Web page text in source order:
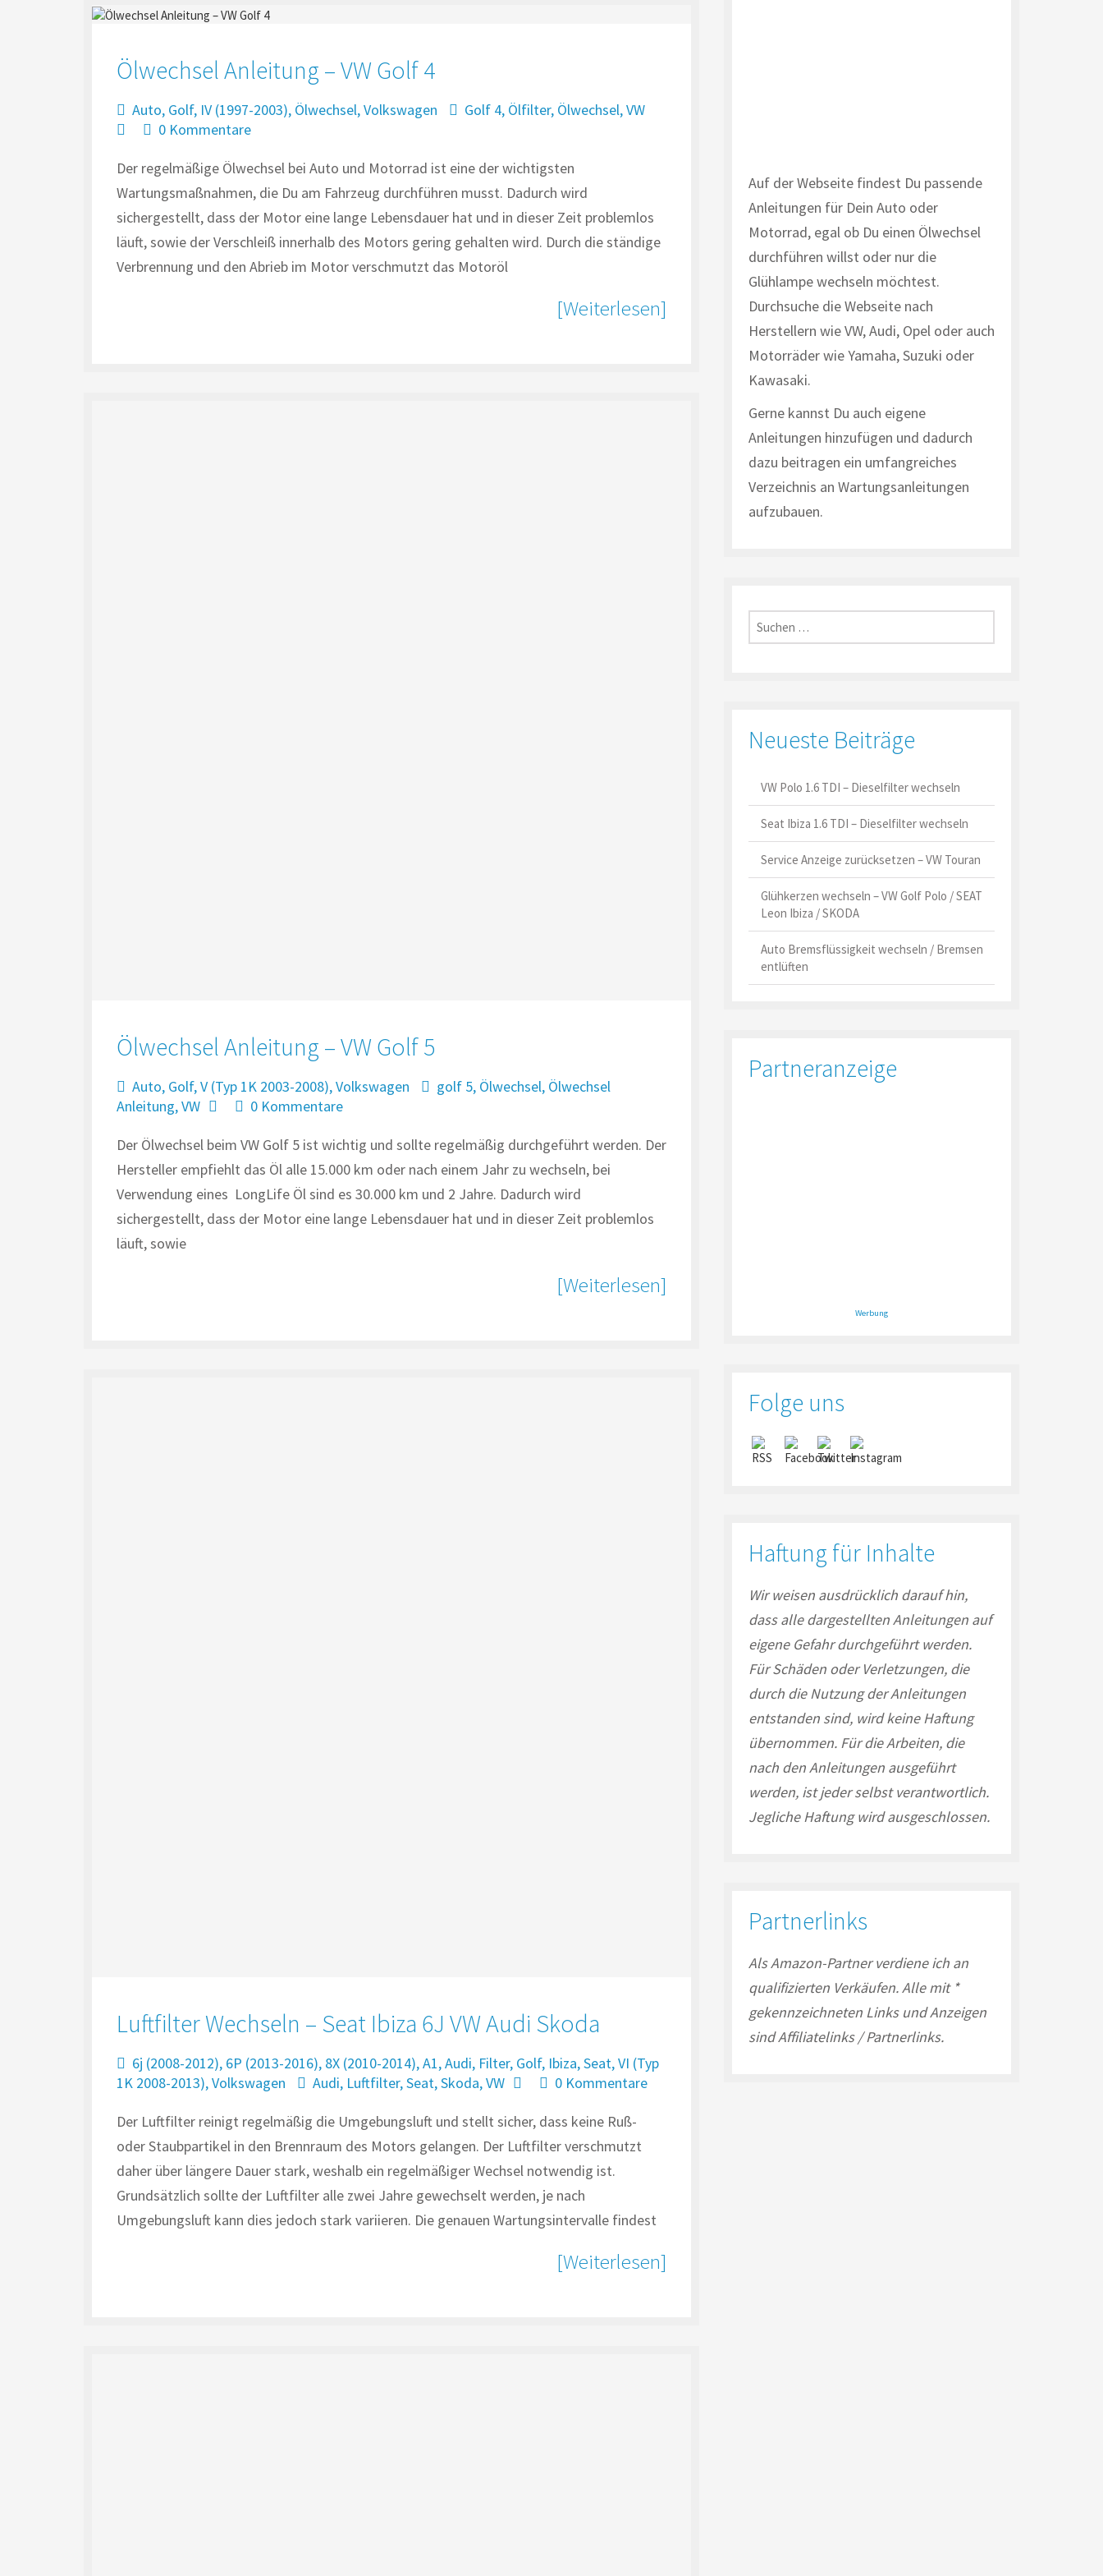
Ölwechsel Anleitung – VW Golf 4
Auto, Golf, IV (1997-2003), Ölwechsel,Volkswagen Golf 4, Ölfilter, Ölwechsel,VW
0 Kommentare
Der regelmäßige Ölwechsel bei Auto und Motorrad ist eine der wichtigsten
Wartungsmaßnahmen, die Du am Fahrzeug durchführen musst. Dadurch wird
sichergestellt, dass der Motor eine lange Lebensdauer hat und in dieser Zeit problemlos
läuft, sowie der Verschleiß innerhalb des Motors gering gehalten wird. Durch die ständige
Verbrennung und den Abrieb im Motor verschmutzt das Motoröl
[Weiterlesen]
Ölwechsel Anleitung – VW Golf 5
Auto, Golf,V (Typ 1K 2003-2008),Volkswagen golf 5, Ölwechsel, Ölwechsel
Anleitung,VW 0 Kommentare
Der Ölwechsel beim VW Golf 5 ist wichtig und sollte regelmäßig durchgeführt werden. Der
Hersteller empfiehlt das Öl alle 15.000 km oder nach einem Jahr zu wechseln, bei
Verwendung eines LongLife Öl sind es 30.000 km und 2 Jahre. Dadurch wird
sichergestellt, dass der Motor eine lange Lebensdauer hat und in dieser Zeit problemlos
läuft, sowie
[Weiterlesen]
Luftfilter Wechseln – Seat Ibiza 6J VW Audi Skoda
6j (2008-2012), 6P (2013-2016), 8X (2010-2014),A1,Audi, Filter, Golf, Ibiza,Seat,VI (Typ
1K 2008-2013),Volkswagen Audi, Luftfilter,Seat,Skoda,VW 0 Kommentare
Der Luftfilter reinigt regelmäßig die Umgebungsluft und stellt sicher, dass keine Ruß-
oder Staubpartikel in den Brennraum des Motors gelangen. Der Luftfilter verschmutzt
daher über längere Dauer stark, weshalb ein regelmäßiger Wechsel notwendig ist.
Grundsätzlich sollte der Luftfilter alle zwei Jahre gewechselt werden, je nach
Umgebungsluft kann dies jedoch stark variieren. Die genauen Wartungsintervalle findest
[Weiterlesen]
Auf der Webseite findest Du passende
Anleitungen für Dein Auto oder
Motorrad, egal ob Du einen Ölwechsel
durchführen willst oder nur die
Glühlampe wechseln möchtest.
Durchsuche die Webseite nach
Herstellern wie VW, Audi, Opel oder auch
Motorräder wie Yamaha, Suzuki oder
Kawasaki.
Gerne kannst Du auch eigene
Anleitungen hinzufügen und dadurch
dazu beitragen ein umfangreiches
Verzeichnis an Wartungsanleitungen
aufzubauen.
Suche
nach:
Neueste Beiträge
VW Polo 1.6 TDI – Dieselfilter wechseln
Seat Ibiza 1.6 TDI – Dieselfilter wechseln
Service Anzeige zurücksetzen – VW Touran
Glühkerzen wechseln – VW Golf Polo / SEAT
Leon Ibiza / SKODA
Auto Bremsflüssigkeit wechseln / Bremsen
entlüften
Partneranzeige
Werbung
Folge uns
Haftung für Inhalte
Wir weisen ausdrücklich darauf hin,
dass alle dargestellten Anleitungen auf
eigene Gefahr durchgeführt werden.
Für Schäden oder Verletzungen, die
durch die Nutzung der Anleitungen
entstanden sind, wird keine Haftung
übernommen. Für die Arbeiten, die
nach den Anleitungen ausgeführt
werden, ist jeder selbst verantwortlich.
Jegliche Haftung wird ausgeschlossen.
Partnerlinks
Als Amazon-Partnerverdiene ich an
qualifizierten Verkäufen.Alle mit *
gekennzeichneten Links und Anzeigen
sind Affiliatelinks / Partnerlinks.